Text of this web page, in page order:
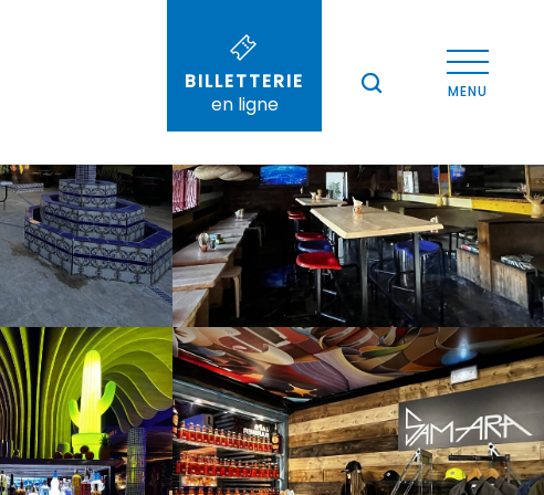
--°
BILLETTERIE
en ligne
MENU
Voir les photos (10)